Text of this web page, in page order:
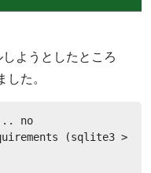
ようとしたところ
た。
no
(sqlite3 >